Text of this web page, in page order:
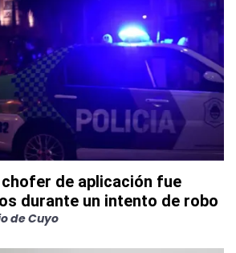
de aplicación fue
durante un intento de robo
de Cuyo